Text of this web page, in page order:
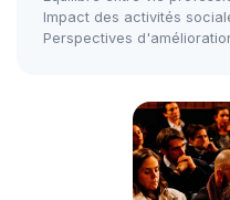
Impact des activités
Perspectives